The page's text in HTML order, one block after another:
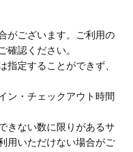
がございます。ご利用の
確認ください。
指定することができず、
ン・チェックアウト時間
きない数に限りがあるサ
用いただけない場合がご